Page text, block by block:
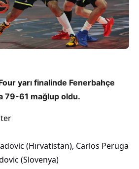
yarı finalinde Fenerbahçe
79-61 mağlup oldu.
(Hırvatistan), Carlos Peruga
(Slovenya)